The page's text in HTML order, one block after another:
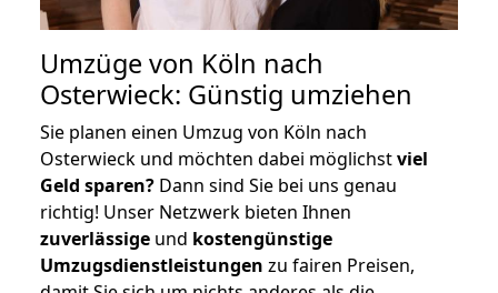
Umzüge von Köln nach
Osterwieck: Günstig umziehen
Sie planen einen Umzug von Köln nach
Osterwieck und möchten dabei möglichstviel
Geld sparen? Dann sind Sie bei uns genau
richtig! Unser Netzwerk bieten Ihnen
zuverlässige und kostengünstige
Umzugsdienstleistungen zu fairen Preisen,